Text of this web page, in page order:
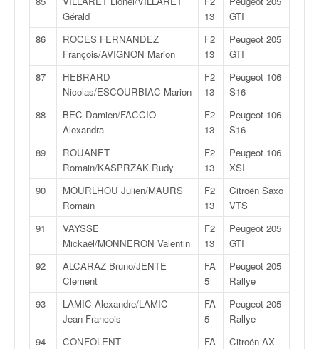
Gérald
13
GTI
86
ROCES FERNANDEZ
François/AVIGNON Marion
F2
13
Peugeot 205
GTI
87
HEBRARD
Nicolas/ESCOURBIAC Marion
F2
13
Peugeot 106
S16
88
BEC Damien/FACCIO
Alexandra
F2
13
Peugeot 106
S16
89
ROUANET
Romain/KASPRZAK Rudy
F2
13
Peugeot 106
XSI
90
MOURLHOU Julien/MAURS
Romain
F2
13
Citroën Saxo
VTS
91
VAYSSE
Mickaël/MONNERON Valentin
F2
13
Peugeot 205
GTI
92
ALCARAZ Bruno/JENTE
Clement
FA
5
Peugeot 205
Rallye
93
LAMIC Alexandre/LAMIC
Jean-Francois
FA
5
Peugeot 205
Rallye
94
CONFOLENT
FA
Citroën AX